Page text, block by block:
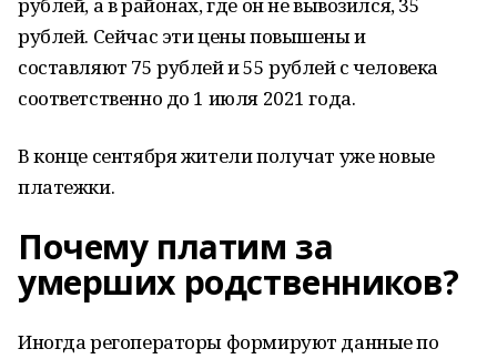
рублей. Сейчас эти цены повышены и
составляют 75 рублей и 55 рублей с человека
соответственно до 1 июля 2021 года.
В конце сентября жители получат уже новые
платежки.
Почему платим за
умерших родственников?
Иногда регоператоры формируют данные по